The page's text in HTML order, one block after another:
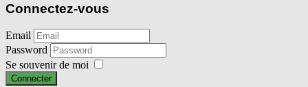
Connectez-vous
Email
Password
Se souvenir de moi
Connecter